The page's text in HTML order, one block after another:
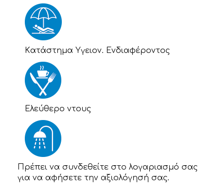
Kατάστημα Υγειον. Ενδιαφέροντος
Eλεύθερο ντους
Πρέπει να συνδεθείτε στο λογαριασμό σας
για να αφήσετε την αξιολόγησή σας.